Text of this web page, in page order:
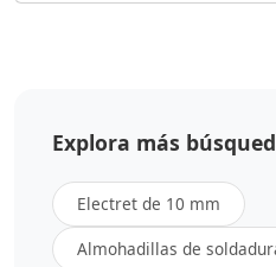
Explora más
Electret de 10 mm
Almohadillas de